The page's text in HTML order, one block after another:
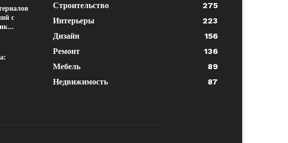
с
Строительство
275
Интерьеры
223
Дизайн
156
Ремонт
136
Мебель
89
Недвижимость
87